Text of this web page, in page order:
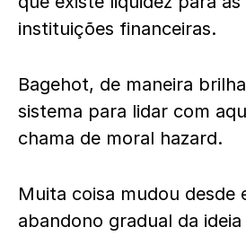
instituições financeiras.
Bagehot, de maneira
sistema para lidar com
chama de moral hazard.
Muita coisa mudou desde
abandono gradual da